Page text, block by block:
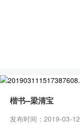
楷书--梁清宝
发布时间：2019-03-12